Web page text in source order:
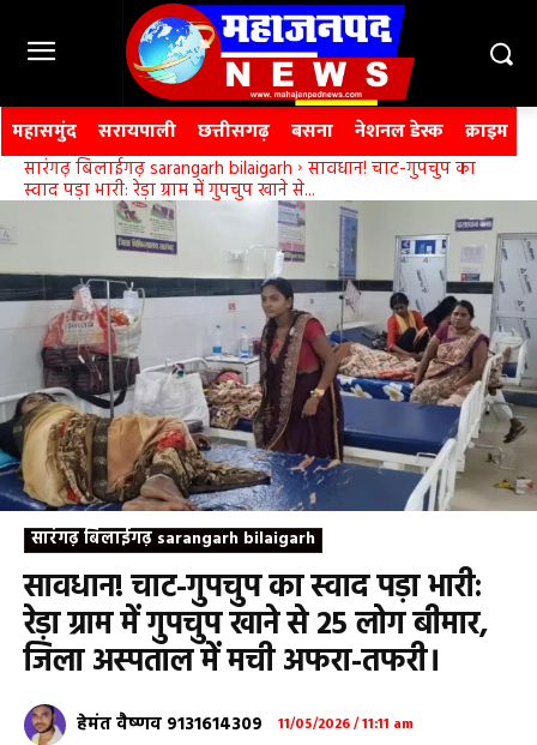
महासमुंद सरायपाली छत्तीसगढ़ बसना नेशनल डेस्क क्राइम
सारंगढ़ बिलाईगढ़ sarangarh bilaigarh सावधान! चाट-गुपचुप का
स्वाद पड़ा भारी: रेड़ा ग्राम में गुपचुप खाने से...
सारंगढ़ बिलाईगढ़ sarangarh bilaigarh
सावधान! चाट-गुपचुप का स्वाद पड़ा भारी:
रेड़ा ग्राम में गुपचुप खाने से 25 लोग बीमार,
जिला अस्पताल में मची अफरा-तफरी।
हेमंत वैष्णव 9131614309 11/05/2026 / 11:11 am